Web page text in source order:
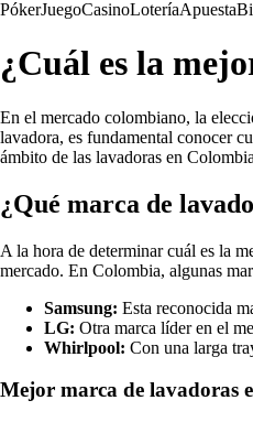
PókerJuegoCasinoLoteríaApuesta
¿Cuál es la
En el mercado colombiano, la
lavadora, es fundamental conocer
ámbito de las lavadoras en
¿Qué marca de
A la hora de determinar cuál es la
mercado. En Colombia, algunas
Samsung: Esta reconocida
LG: Otra marca líder en el
Whirlpool: Con una larga
Mejor marca de lavadoras